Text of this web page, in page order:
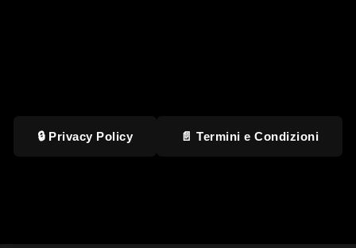
🔒 Privacy Policy 📄 Termini e Condizioni